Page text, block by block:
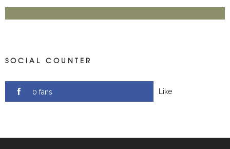
SOCIAL COUNTER
0 fans Like